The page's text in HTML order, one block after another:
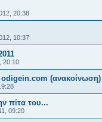
20:38
10:37
20:10
odigein.com (ανακοίνωση)
πίτα του...
09:20